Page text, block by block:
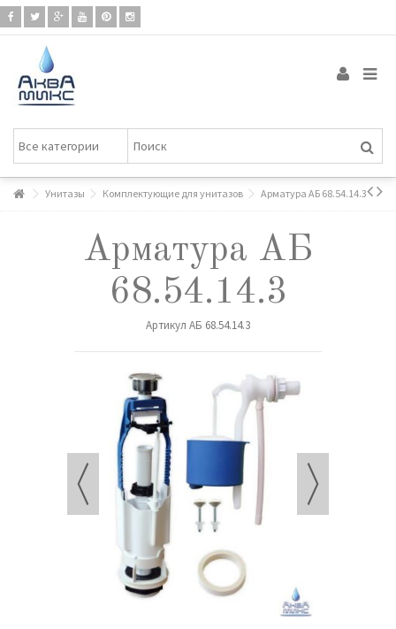
Унитазы Комплектующие для унитазов Арматура АБ 68.54.14.3
Арматура АБ
68.54.14.3
Артикул АБ 68.54.14.3